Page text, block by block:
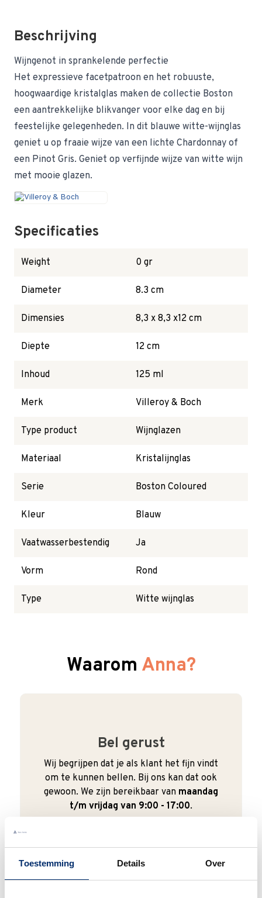
Toestemming Details Over
Beschrijving
Wijngenot in sprankelende perfectie
Het expressieve facetpatroon en het robuuste,
hoogwaardige kristalglas maken de collectie Boston
een aantrekkelijke blikvanger voor elke dag en bij
feestelijke gelegenheden. In dit blauwe witte-wijnglas
geniet u op fraaie wijze van een lichte Chardonnay of
een Pinot Gris. Geniet op verfijnde wijze van witte wijn
met mooie glazen.
Specificaties
Weight 0 gr
Diameter 8.3 cm
Dimensies 8,3 x 8,3 x12 cm
Diepte 12 cm
Inhoud 125 ml
Merk Villeroy & Boch
Type product Wijnglazen
Materiaal Kristalijnglas
Serie Boston Coloured
Kleur Blauw
Vaatwasserbestendig Ja
Vorm Rond
Type Witte wijnglas
Waarom Anna?
Bel gerust
Wij begrijpen dat je als klant het fijn vindt
om te kunnen bellen. Bij ons kan dat ook
gewoon. We zijn bereikbaar van maandag
t/m vrijdag van 9:00 - 17:00.